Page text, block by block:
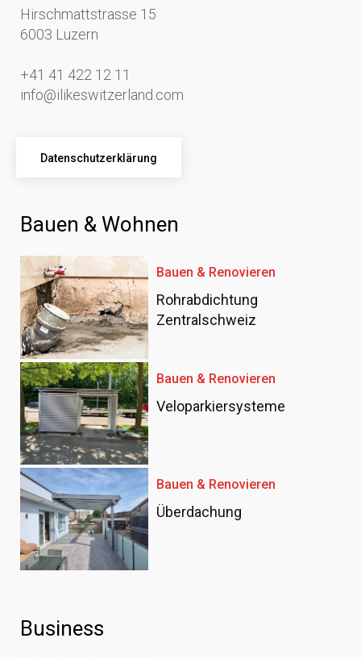
Hirschmattstrasse 15
6003 Luzern
+41 41 422 12 11
info@ilikeswitzerland.com
Datenschutzerklärung
Bauen & Wohnen
Bauen & Renovieren
Rohrabdichtung
Zentralschweiz
Bauen & Renovieren
Veloparkiersysteme
Bauen & Renovieren
Überdachung
Business